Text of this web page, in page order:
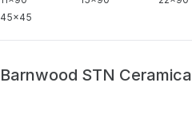
45x45
Barnwood STN Ceramica